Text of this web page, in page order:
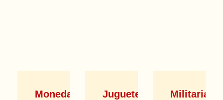
Monedas Juguetes Militaria